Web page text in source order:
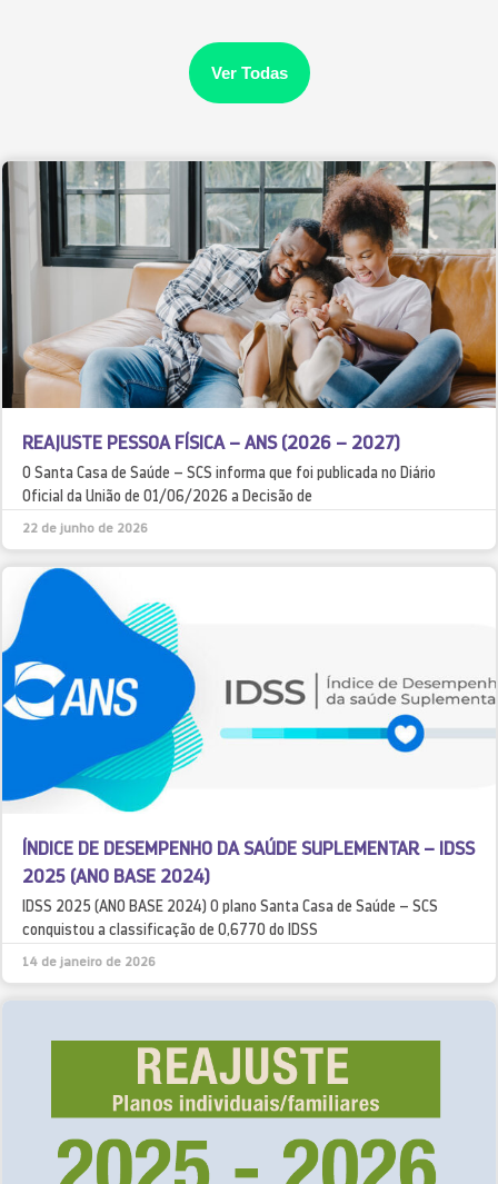
Ver Todas
REAJUSTE PESSOA FÍSICA – ANS (2026 – 2027)
O Santa Casa de Saúde – SCS informa que foi publicada no Diário
Oficial da União de 01/06/2026 a Decisão de
22 de junho de 2026
ÍNDICE DE DESEMPENHO DA SAÚDE SUPLEMENTAR – IDSS
2025 (ANO BASE 2024)
IDSS 2025 (ANO BASE 2024) O plano Santa Casa de Saúde – SCS
conquistou a classificação de 0,6770 do IDSS
14 de janeiro de 2026